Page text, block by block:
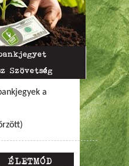
Szövetség
a
ÉLETMÓD